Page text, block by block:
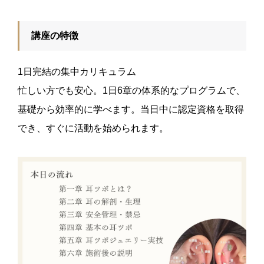
講座の特徴
1日完結の集中カリキュラム
忙しい方でも安心。1日6章の体系的なプログラムで、
基礎から効率的に学べます。当日中に認定資格を取得
でき、すぐに活動を始められます。